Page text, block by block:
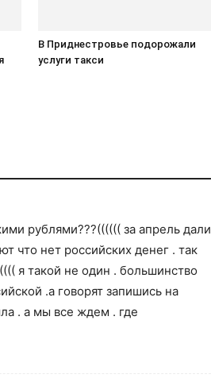
В Приднестровье подорожали
услуги такси
рублями???(((((( за апрель дали
что нет российских денег . так
я такой не один . большинство
.а говорят запишись на
. а мы все ждем . где